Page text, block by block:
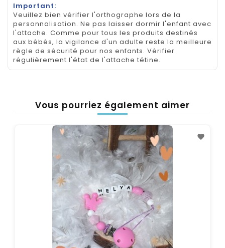
Important:
Veuillez bien vérifier l'orthographe lors de la
personnalisation. Ne pas laisser dormir l'enfant avec
l'attache. Comme pour tous les produits destinés
aux bébés, la vigilance d'un adulte reste la meilleure
règle de sécurité pour nos enfants. Vérifier
régulièrement l'état de l'attache tétine.
Vous pourriez également aimer